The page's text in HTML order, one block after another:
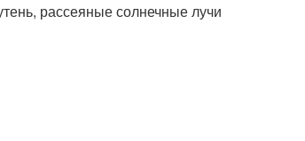
рассеяные солнечные лучи